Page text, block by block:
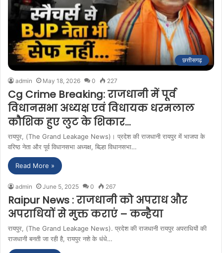
छत्तीसगढ़
admin May 18, 2026 0 227
Cg Crime Breaking: राजधानी में पूर्व
विधानसभा अध्यक्ष एवं विधायक धरमलाल
कौशिक हुए लुट के शिकार…
रायपुर, (The Grand Leakage News)। प्रदेश की राजधानी रायपुर में भाजपा के
वरिष्ठ नेता और पूर्व विधानसभा अध्यक्ष, बिल्हा विधानसभा…
Read More »
admin June 5, 2025 0 267
Raipur News : राजधानी को अपराध और
अपराधियों से मुक्त कराएं – कन्हैया
रायपुर, (The Grand Leakage News). प्रदेश की राजधानी रायपुर अपराधियों की
राजधानी बनती जा रही है, रायपुर नशे के धंधे…